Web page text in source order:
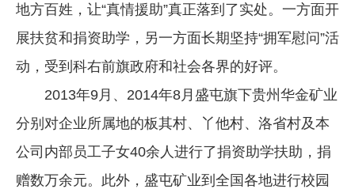
地方百姓，让“真情援助”真正落到了实处。一方面开
展扶贫和捐资助学，另一方面长期坚持“拥军慰问”活
动，受到科右前旗政府和社会各界的好评。
2013年9月、2014年8月盛屯旗下贵州华金矿业
分别对企业所属地的板其村、丫他村、洛省村及本
公司内部员工子女40余人进行了捐资助学扶助，捐
赠数万余元。此外，盛屯矿业到全国各地进行校园